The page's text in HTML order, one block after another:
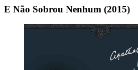
E Não Sobrou Nenhum (2015)